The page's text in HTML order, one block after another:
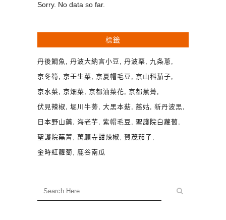
Sorry. No data so far.
標籤
丹後鯛魚 丹波大納言小豆 丹波栗
九条蔥
京冬筍
京壬生菜 京夏帽毛豆
京山科茄子
京水菜
京畑菜 京都油菜花
京都蕪菁
伏見辣椒
堀川牛蒡 大黑本菇 慈姑
新丹波黑
日本野山藥
海老芋 紫帽毛豆
聖護院白蘿蔔
聖護院蕪菁
萬願寺甜辣椒
賀茂茄子
金時紅蘿蔔
鹿谷南瓜